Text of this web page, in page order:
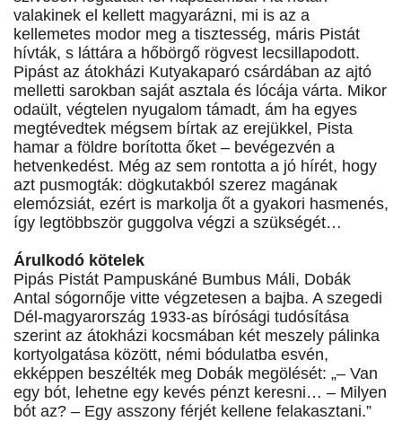
valakinek el kellett magyarázni, mi is az a
kellemetes modor meg a tisztesség, máris Pistát
hívták, s láttára a hőbörgő rögvest lecsillapodott.
Pipást az átokházi Kutyakaparó csárdában az ajtó
melletti sarokban saját asztala és lócája várta. Mikor
odaült, végtelen nyugalom támadt, ám ha egyes
megtévedtek mégsem bírtak az erejükkel, Pista
hamar a földre borította őket – bevégezvén a
hetvenkedést. Még az sem rontotta a jó hírét, hogy
azt pusmogták: dögkutakból szerez magának
elemózsiát, ezért is markolja őt a gyakori hasmenés,
így legtöbbször guggolva végzi a szükségét…
Árulkodó kötelek
Pipás Pistát Pampuskáné Bumbus Máli, Dobák
Antal sógornője vitte végzetesen a bajba. A szegedi
Dél-magyarország 1933-as bírósági tudósítása
szerint az átokházi kocsmában két meszely pálinka
kortyolgatása között, némi bódulatba esvén,
ekképpen beszélték meg Dobák megölését: „– Van
egy bót, lehetne egy kevés pénzt keresni… – Milyen
bót az? – Egy asszony férjét kellene felakasztani.”